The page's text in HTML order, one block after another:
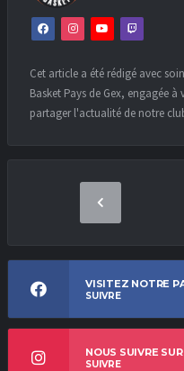
Cet article a été rédigé avec
Basket Pays de Gex, engagée
partager l'actualité de notre
VISITEZ NOTRE
SUIVRE
NOUS SUIVRE
SUIVRE